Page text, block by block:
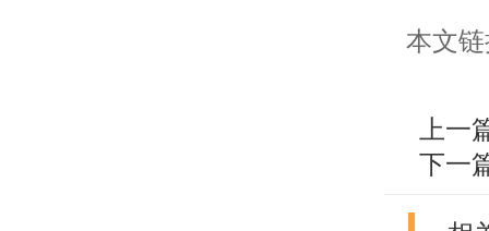
本文链
上一
下一